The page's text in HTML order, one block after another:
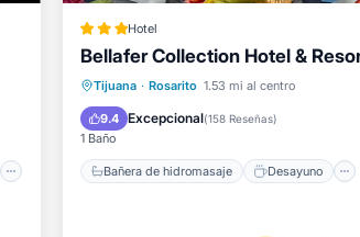
Hotel
Bellafer Collection Hotel &
Tijuana · Rosarito 1.53 mi al centro
9.4 Excepcional(158 Reseñas)
1 Baño
Bañera de hidromasaje Desayuno
Bañera de hidromasaje
Desayuno
Aparcamiento
Piscina